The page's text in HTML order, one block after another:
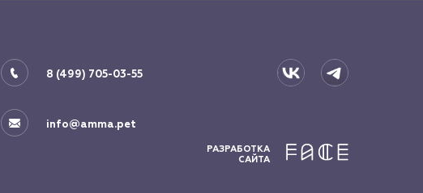
8 (499) 705-03-55
info@amma.pet
РАЗРАБОТКА
САЙТА